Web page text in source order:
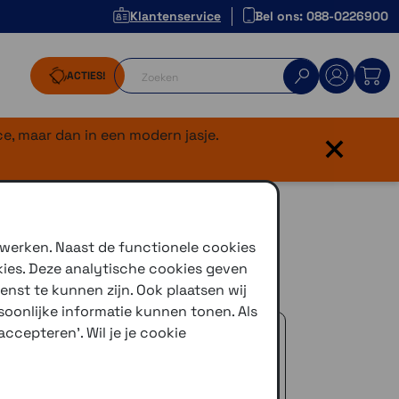
Klantenservice Bel ons: 088-0226900
ACTIES!
maar dan in een modern jasje.
×
voor (snel)laden
dag verstuurd (indien voorradig)
Naast de functionele cookies
Deze analytische cookies geven
te kunnen zijn. Ook plaatsen wij
informatie kunnen tonen. Als
Wil je je cookie